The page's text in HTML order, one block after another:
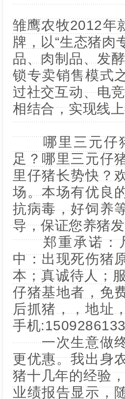
雏鹰农牧2012年
牌，以“生态猪肉
品、肉制品、发
锁专卖销售模式
过社交互动、电
相结合，实现线
哪里三元仔猪
足？哪里三元仔
里仔猪长势快？
场。本场有优良
抗病毒，好饲养
导，保证您养猪
郑重承诺：凡
中：出现死伤猪
本；真诚待人；
仔猪基地者，免
后抓猪，，地址
手机
一次生意做终
更优惠。我出身
猪十几年的经验
业绩报告显示，